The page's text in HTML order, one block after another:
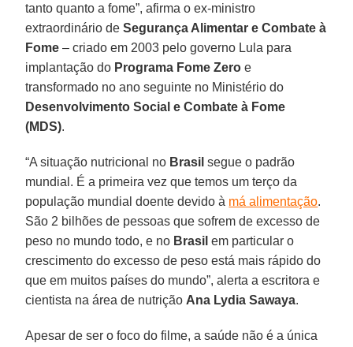
tanto quanto a fome”, afirma o ex-ministro
extraordinário deSegurança Alimentar e Combate à
Fome – criado em 2003 pelo governo Lula para
implantação do Programa Fome Zero e
transformado no ano seguinte no Ministério do
Desenvolvimento Social e Combate à Fome
(MDS).
“A situação nutricional no Brasil segue o padrão
mundial. É a primeira vez que temos um terço da
população mundial doente devido à má alimentação.
São 2 bilhões de pessoas que sofrem de excesso de
peso no mundo todo, e no Brasil em particular o
crescimento do excesso de peso está mais rápido do
que em muitos países do mundo”, alerta a escritora e
cientista na área de nutrição Ana Lydia Sawaya.
Apesar de ser o foco do filme, a saúde não é a única